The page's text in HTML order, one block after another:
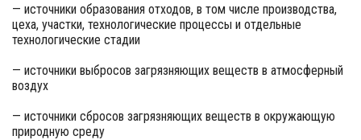
— источники образования отходов, в том числе производства,
цеха, участки, технологические процессы и отдельные
технологические стадии
— источники выбросов загрязняющих веществ в атмосферный
воздух
— источники сбросов загрязняющих веществ в окружающую
природную среду